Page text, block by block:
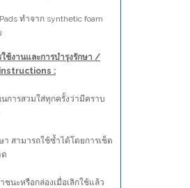
ทำจาก synthetic foam
ช้งานและการบำรุงรักษา /
:
การสวมใส่ทุกครั้งว่ามีคราบ
า สามารถใช้ซ้ำได้โดยการเช็ด
ชนะหรือกล่องเมื่อเลิกใช้แล้ว